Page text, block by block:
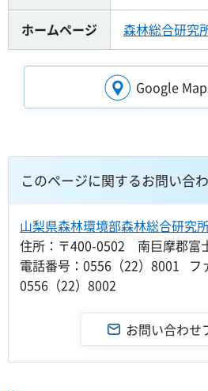
ホームページ 森林総合研究
Google
このページに関するお問い合
山梨県森林環境部森林総合研究
住所：〒400-0502 南巨摩郡富
電話番号：0556（22）8001 フ
0556（22）8002